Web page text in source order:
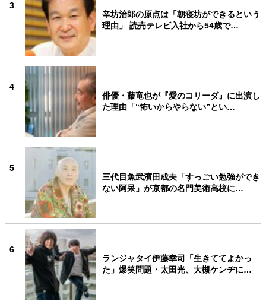
3
辛坊治郎の原点は「朝寝坊ができるという
理由」 読売テレビ入社から54歳で…
4
俳優・藤竜也が『愛のコリーダ』に出演し
た理由「“怖いからやらない”とい…
5
三代目魚武濱田成夫「すっごい勉強ができ
ない阿呆」が京都の名門美術高校に…
6
ランジャタイ伊藤幸司「生きててよかっ
た」爆笑問題・太田光、大槻ケンヂに…